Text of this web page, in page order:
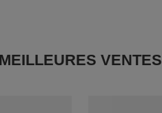
MEILLEURES VENTES